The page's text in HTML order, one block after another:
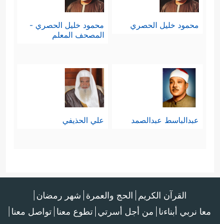
محمود خليل الحصري
محمود خليل الحصري -
المصحف المعلم
عبدالباسط عبدالصمد علي الحذيفي
القرآن الكريم الحج والعمرة شهر رمضان
معا نربي أبناءنا من أجل أسرتي تطوع معنا تواصل معنا